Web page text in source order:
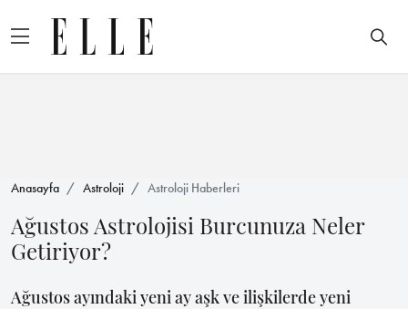
Anasayfa Astroloji Astroloji Haberleri
Ağustos Astrolojisi Burcunuza Neler
Getiriyor?
Ağustos ayındaki yeni ay aşk ve ilişkilerde yeni